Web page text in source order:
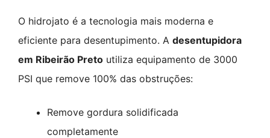
O hidrojato é a tecnologia mais moderna e
eficiente para desentupimento. A desentupidora
em Ribeirão Preto utiliza equipamento de 3000
PSI que remove 100% das obstruções:
Remove gordura solidificada
completamente